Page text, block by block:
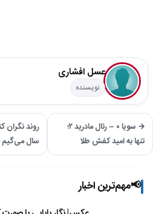
عسل افشاری
نویسنده
→ سویا ۰ – رئال مادرید ۲؛
تنها به امید کفش طلا
روند نگران
سال می‌گیم
📢مهم‌ترین اخبار